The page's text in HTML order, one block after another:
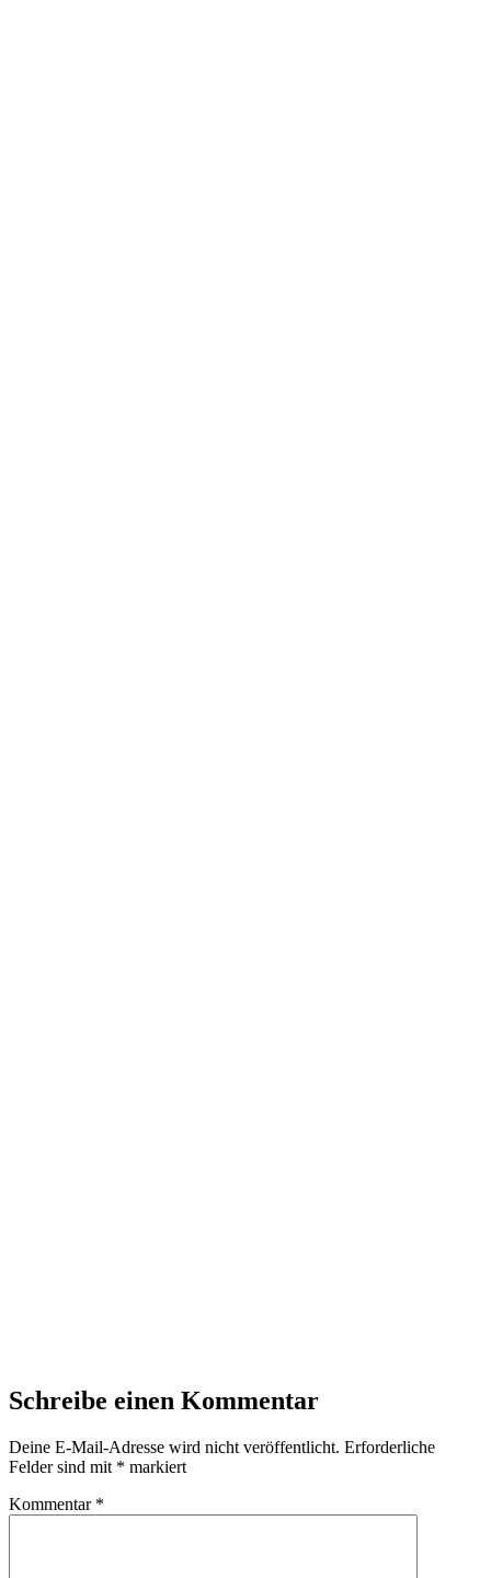
Schreibe einen Kommentar
Deine E-Mail-Adresse wird nicht veröffentlicht. Erforderliche
Felder sind mit * markiert
Kommentar *